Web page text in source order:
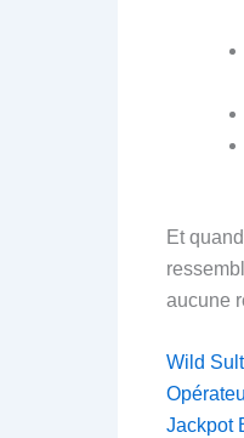
Et
aucune
Wild
Jackpot